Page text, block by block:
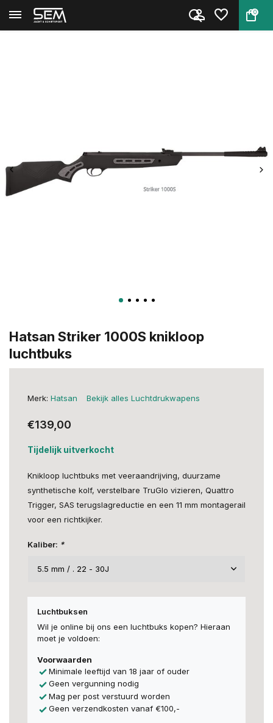
0
Terug Home Hatsan Striker 1000S knikloop ...
Hatsan Striker 1000S knikloop
luchtbuks
Merk: Hatsan Bekijk alles Luchtdrukwapens
€139,00
Tijdelijk uitverkocht
Knikloop luchtbuks met veeraandrijving, duurzame
synthetische kolf, verstelbare TruGlo vizieren, Quattro
Trigger, SAS terugslagreductie en een 11 mm montagerail
voor een richtkijker.
Kaliber: *
Luchtbuksen
Wil je online bij ons een luchtbuks kopen? Hieraan
moet je voldoen:
Voorwaarden
Minimale leeftijd van 18 jaar of ouder
Geen vergunning nodig
Mag per post verstuurd worden
Geen verzendkosten vanaf €100,-